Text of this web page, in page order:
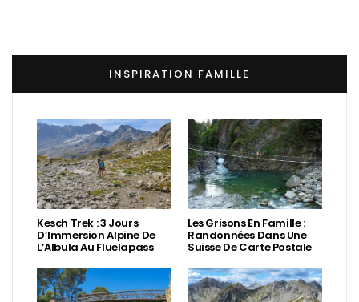
INSPIRATION FAMILLE
Kesch Trek : 3 Jours
D’Immersion Alpine De
L’Albula Au Fluelapass
Les Grisons En Famille :
Randonnées Dans Une
Suisse De Carte Postale